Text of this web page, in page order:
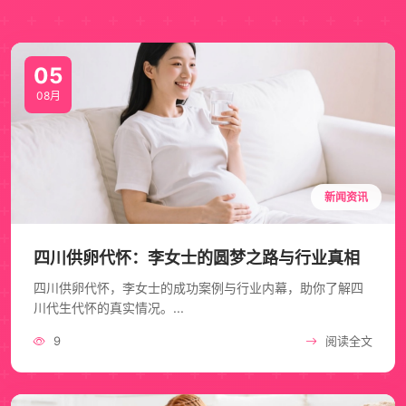
05
08月
新闻资讯
四川供卵代怀：李女士的圆梦之路与行业真相
四川供卵代怀，李女士的成功案例与行业内幕，助你了解四
川代生代怀的真实情况。...
9 阅读全文